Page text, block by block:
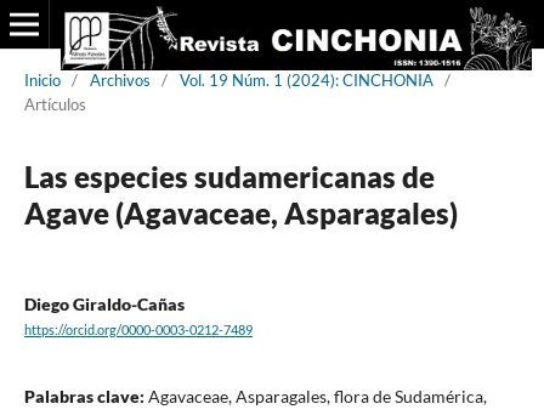
Inicio / Archivos / Vol. 19 Núm. 1 (2024): CINCHONIA /
Artículos
Las especies sudamericanas de
Agave (Agavaceae, Asparagales)
Diego Giraldo-Cañas
https://orcid.org/0000-0003-0212-7489
Palabras clave: Agavaceae, Asparagales, flora de Sudamérica,